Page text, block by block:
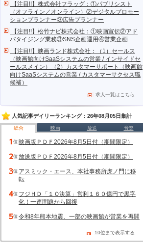
【注目!!】株式会社フラッグ：①パブリシスト
（オフライン／オンライン）②デジタルプロモー
ションプランナー③広告プランナー
【注目!!】松竹ナビ株式会社：①映画宣伝②アド
バタイジング業務③SNS企画運用④営業企画
【注目!!】映画ランド株式会社：（1）セールス
（映画館向けSaaSシステムの営業 / インサイドセ
ールスメイン）（2）カスタマーサポート（映画館
向けSaaSシステムの営業 / カスタマーサクセス職
候補）
求人一覧はこちら
人気記事デイリーランキング：26年08月05日集計
総合 映画 放送 音楽
映画版ＰＤＦ2026年8月5日付（期間限定）
放送版ＰＤＦ2026年8月5日付（期間限定）
アスミック・エース、本社事務所虎ノ門に移
転
フジＨＤ「１Ｑ決算」営利１６０億円で黒字
化！一連問題から回復
令和8年熊本地震、一部の映画館が営業を再開
10位まで表示する